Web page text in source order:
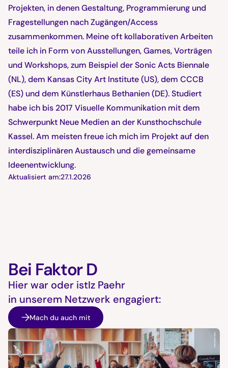
Projekten, in denen Gestaltung, Programmierung und
Fragestellungen nach Zugängen/Access
zusammenkommen. Meine oft kollaborativen Arbeiten
teile ich in Form von Ausstellungen, Games, Vorträgen
und Workshops, zum Beispiel der Sonic Acts Biennale
(NL), dem Kansas City Art Institute (US), dem CCCB
(ES) und dem Künstlerhaus Bethanien (DE). Studiert
habe ich bis 2017 Visuelle Kommunikation mit dem
Schwerpunkt Neue Medien an der Kunsthochschule
Kassel. Am meisten freue ich mich im Projekt auf den
interdisziplinären Austausch und die gemeinsame
Ideenentwicklung.
Aktualisiert am:27.1.2026
Bei Faktor D
Hier war oder istIz Paehr
in unserem Netzwerk engagiert:
Mach du auch mit